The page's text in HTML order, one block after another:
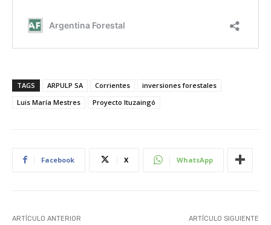
TAGS ARPULP SA Corrientes
inversiones forestales
Luis María Mestres
Proyecto Ituzaingó
Facebook X WhatsApp
ARTÍCULO ANTERIOR ARTÍCULO SIGUIENTE